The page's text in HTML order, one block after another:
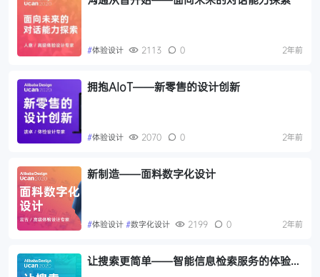
#体验设计 2113 0 2年前
拥抱AIoT——新零售的设计创新
#体验设计 2070 0 2年前
新制造——面料数字化设计
#体验设计 #数字化设计 2199 0 2年前
让搜索更简单——智能信息检索服务的体验探